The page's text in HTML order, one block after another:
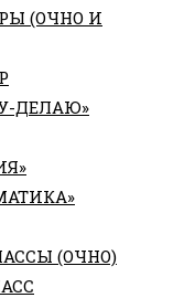
(ОЧНО И
ДЕЛАЮ»
(ОЧНО)